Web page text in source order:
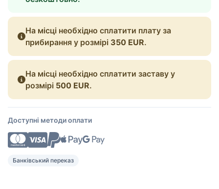
На місці необхідно сплатити плату за
прибирання у розмірі 350 EUR.
На місці необхідно сплатити заставу у
розмірі 500 EUR.
Доступні методи оплати
Банківський переказ